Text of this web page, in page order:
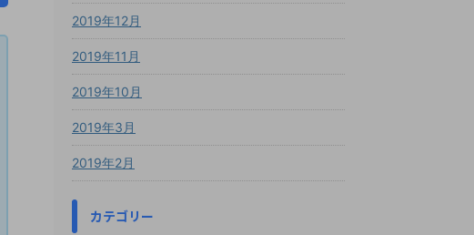
2019年12月
2019年11月
2019年10月
2019年3月
2019年2月
カテゴリー